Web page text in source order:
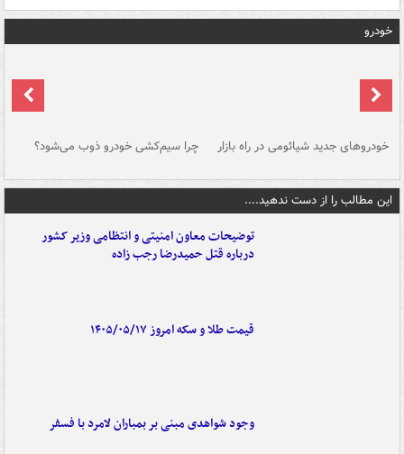
خودرو
خودروهای جدید شیائومی در راه بازار چرا سیم‌کشی خودرو ذوب می‌شود؟
این مطالب را از دست ندهید....
توضیحات معاون امنیتی و انتظامی وزیر کشور
درباره قتل حمیدرضا رجب زاده
قیمت طلا و سکه امروز ۱۴۰۵/۰۵/۱۷
وجود شواهدی مبنی بر بمباران لامرد با فسفر